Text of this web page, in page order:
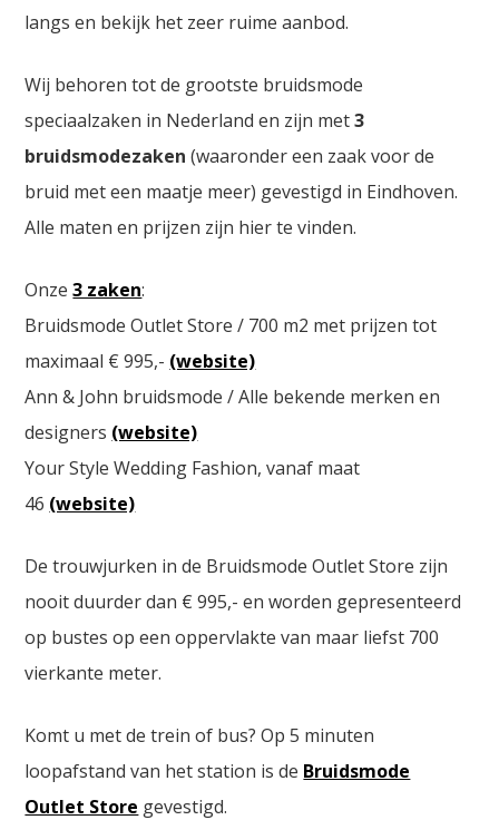
langs en bekijk het zeer ruime aanbod.
Wij behoren tot de grootste bruidsmode
speciaalzaken in Nederland en zijn met3
bruidsmodezaken (waaronder een zaak voor de
bruid met een maatje meer) gevestigd in Eindhoven.
Alle maten en prijzen zijn hier te vinden.
Onze3 zaken:
Bruidsmode Outlet Store / 700 m2 met prijzen tot
maximaal € 995,- (website)
Ann & John bruidsmode / Alle bekende merken en
designers (website)
Your Style Wedding Fashion, vanaf maat
46 (website)
De trouwjurken in de Bruidsmode Outlet Store zijn
nooit duurder dan € 995,- en worden gepresenteerd
op bustes op een oppervlakte van maar liefst 700
vierkante meter.
Komt u met de trein of bus? Op 5 minuten
loopafstand van het station is de Bruidsmode
Outlet Store gevestigd.